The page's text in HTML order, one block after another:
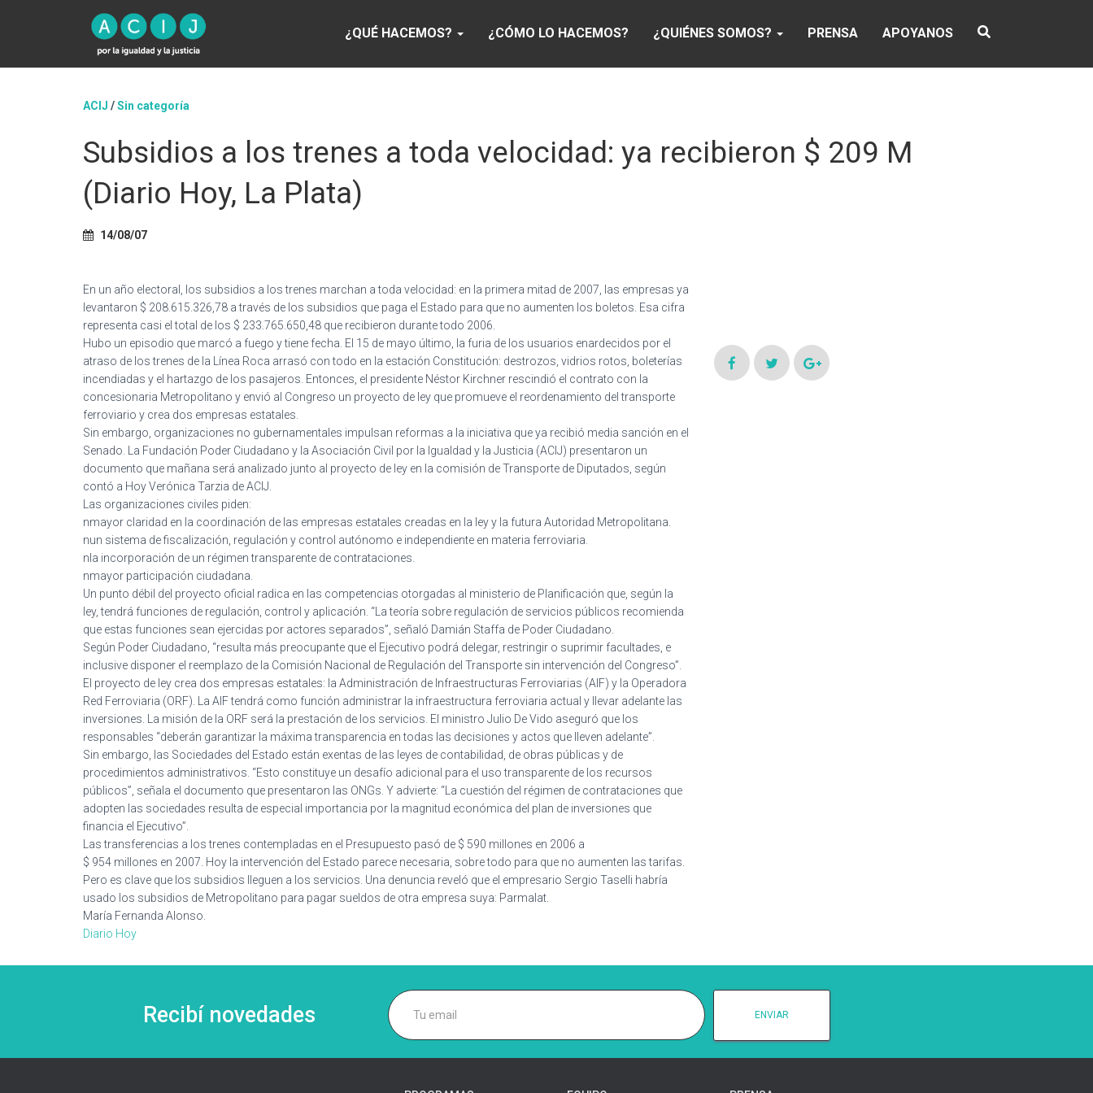
¿QUÉ HACEMOS? ¿CÓMO LO HACEMOS? ¿QUIÉNES SOMOS? PRENSA APOYANOS
ACIJ /Sin categoría
Subsidios a los trenes a toda velocidad: ya recibieron $ 209 M
(Diario Hoy, La Plata)
14/08/07
En un año electoral, los subsidios a los trenes marchan a toda velocidad: en la primera mitad de 2007, las empresas ya
levantaron $ 208.615.326,78 a través de los subsidios que paga el Estado para que no aumenten los boletos. Esa cifra
representa casi el total de los $ 233.765.650,48 que recibieron durante todo 2006.
Hubo un episodio que marcó a fuego y tiene fecha. El 15 de mayo último, la furia de los usuarios enardecidos por el
atraso de los trenes de la Línea Roca arrasó con todo en la estación Constitución: destrozos, vidrios rotos, boleterías
incendiadas y el hartazgo de los pasajeros. Entonces, el presidente Néstor Kirchner rescindió el contrato con la
concesionaria Metropolitano y envió al Congreso un proyecto de ley que promueve el reordenamiento del transporte
ferroviario y crea dos empresas estatales.
Sin embargo, organizaciones no gubernamentales impulsan reformas a la iniciativa que ya recibió media sanción en el
Senado. La Fundación Poder Ciudadano y la Asociación Civil por la Igualdad y la Justicia (ACIJ) presentaron un
documento que mañana será analizado junto al proyecto de ley en la comisión de Transporte de Diputados, según
contó a Hoy Verónica Tarzia de ACIJ.
Las organizaciones civiles piden:
nmayor claridad en la coordinación de las empresas estatales creadas en la ley y la futura Autoridad Metropolitana.
nun sistema de fiscalización, regulación y control autónomo e independiente en materia ferroviaria.
nla incorporación de un régimen transparente de contrataciones.
nmayor participación ciudadana.
Un punto débil del proyecto oficial radica en las competencias otorgadas al ministerio de Planificación que, según la
ley, tendrá funciones de regulación, control y aplicación. “La teoría sobre regulación de servicios públicos recomienda
que estas funciones sean ejercidas por actores separados”, señaló Damián Staffa de Poder Ciudadano.
Según Poder Ciudadano, “resulta más preocupante que el Ejecutivo podrá delegar, restringir o suprimir facultades, e
inclusive disponer el reemplazo de la Comisión Nacional de Regulación del Transporte sin intervención del Congreso”.
El proyecto de ley crea dos empresas estatales: la Administración de Infraestructuras Ferroviarias (AIF) y la Operadora
Red Ferroviaria (ORF). La AIF tendrá como función administrar la infraestructura ferroviaria actual y llevar adelante las
inversiones. La misión de la ORF será la prestación de los servicios. El ministro Julio De Vido aseguró que los
responsables “deberán garantizar la máxima transparencia en todas las decisiones y actos que lleven adelante”.
Sin embargo, las Sociedades del Estado están exentas de las leyes de contabilidad, de obras públicas y de
procedimientos administrativos. “Esto constituye un desafío adicional para el uso transparente de los recursos
públicos”, señala el documento que presentaron las ONGs. Y advierte: “La cuestión del régimen de contrataciones que
adopten las sociedades resulta de especial importancia por la magnitud económica del plan de inversiones que
financia el Ejecutivo”.
Las transferencias a los trenes contempladas en el Presupuesto pasó de $ 590 millones en 2006 a
$ 954 millones en 2007. Hoy la intervención del Estado parece necesaria, sobre todo para que no aumenten las tarifas.
Pero es clave que los subsidios lleguen a los servicios. Una denuncia reveló que el empresario Sergio Taselli habría
usado los subsidios de Metropolitano para pagar sueldos de otra empresa suya: Parmalat.
María Fernanda Alonso.
Diario Hoy
Recibí novedades